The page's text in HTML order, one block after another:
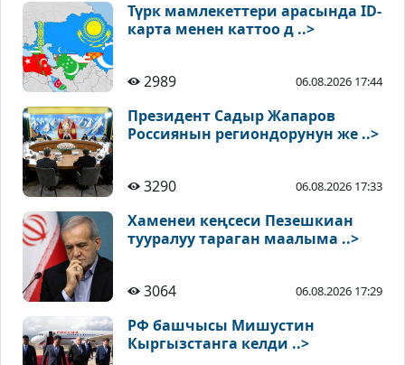
Түрк мамлекеттери арасында ID-
карта менен каттоо д ..>
2989 06.08.2026 17:44
Президент Садыр Жапаров
Россиянын региондорунун же ..>
3290 06.08.2026 17:33
Хаменеи кеңсеси Пезешкиан
тууралуу тараган маалыма ..>
3064 06.08.2026 17:29
РФ башчысы Мишустин
Кыргызстанга келди ..>